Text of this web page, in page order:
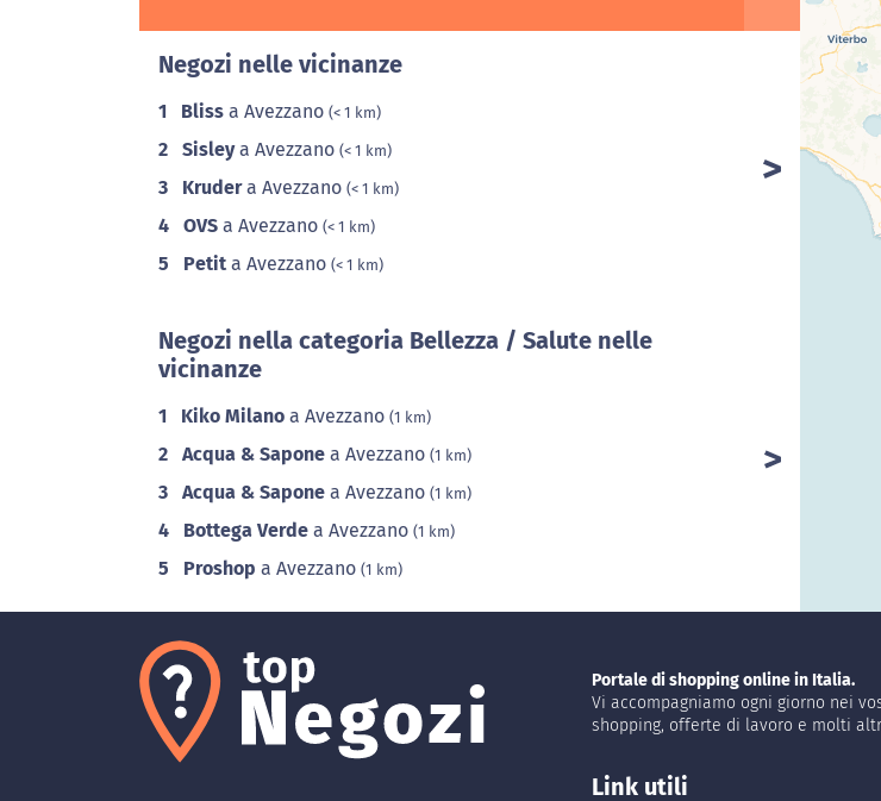
Negozi nelle vicinanze
1 Bliss a Avezzano (< 1 km)
2 Sisleya Avezzano (< 1 km)
3 Krudera Avezzano (< 1 km)
4 OVS a Avezzano (< 1 km)
5 Petit a Avezzano (< 1 km)
Negozi nella categoria Bellezza / Salute nelle
vicinanze
1 Kiko Milano a Avezzano (1 km)
2 Acqua & Sapone a Avezzano (1 km)
3 Acqua & Sapone a Avezzano (1 km)
4 Bottega Verde a Avezzano (1 km)
5 Proshop a Avezzano (1 km)
Portale di shopping online in Italia.
Vi accompagniamo ogni giorno nei
shopping, offerte di lavoro e molti
Link utili